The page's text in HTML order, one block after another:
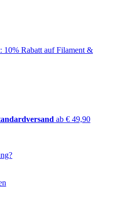
10% Rabatt auf Filament &
ab € 49,90